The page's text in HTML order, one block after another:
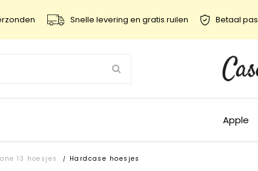
Snelle levering en gratis ruilen Betaal
Apple
13 hoesjes / Hardcase hoesjes